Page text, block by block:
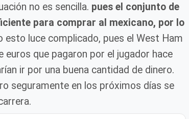
no es sencilla. pues el conjunto de
para comprar al mexicano, por lo
esto luce complicado, pues el West Ham
euros que pagaron por el jugador hace
ir por una buena cantidad de dinero.
seguramente en los próximos días se